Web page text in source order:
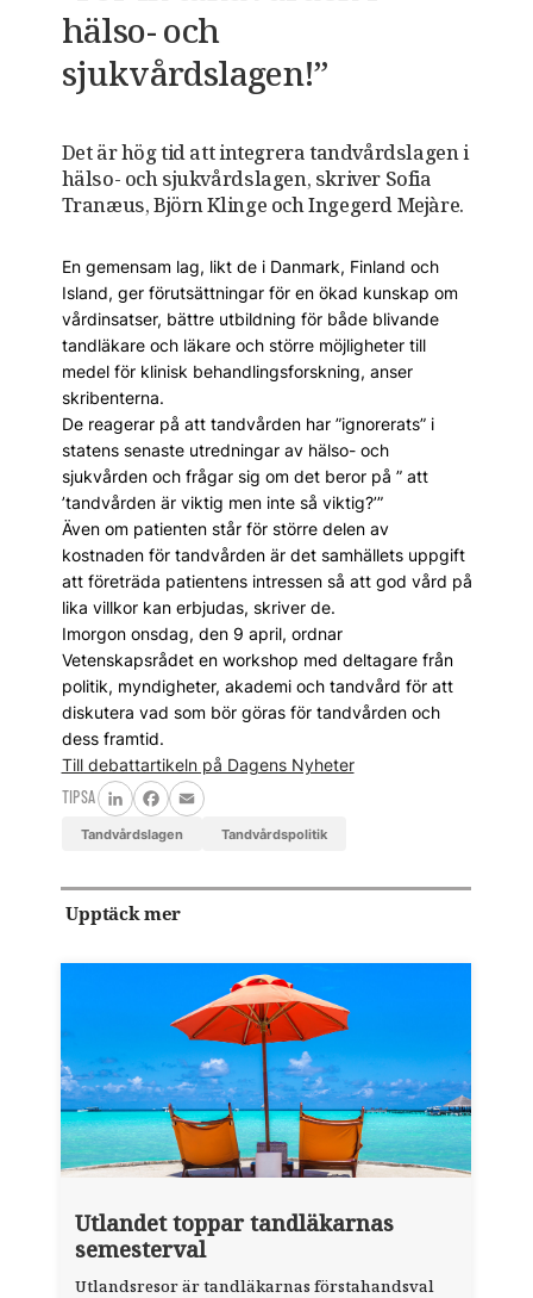
hälso- och
sjukvårdslagen!”
Det är hög tid att integrera tandvårdslagen i
hälso- och sjukvårdslagen, skriver Sofia
Tranæus, Björn Klinge och Ingegerd Mejàre.
En gemensam lag, likt de i Danmark, Finland och
Island, ger förutsättningar för en ökad kunskap om
vårdinsatser, bättre utbildning för både blivande
tandläkare och läkare och större möjligheter till
medel för klinisk behandlingsforskning, anser
skribenterna.
De reagerar på att tandvården har ”ignorerats” i
statens senaste utredningar av hälso- och
sjukvården och frågar sig om det beror på ” att
’tandvården är viktig men inte så viktig?’”
Även om patienten står för större delen av
kostnaden för tandvården är det samhällets uppgift
att företräda patientens intressen så att god vård på
lika villkor kan erbjudas, skriver de.
Imorgon onsdag, den 9 april, ordnar
Vetenskapsrådet en workshop med deltagare från
politik, myndigheter, akademi och tandvård för att
diskutera vad som bör göras för tandvården och
dess framtid.
Till debattartikeln på Dagens Nyheter
TIPSA
LinkedInFacebook
Email
tandvårdslagen tandvårdspolitik
Upptäck mer
Utlandet toppar tandläkarnas
semesterval
Utlandsresor är tandläkarnas förstahandsval